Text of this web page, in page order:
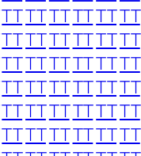
TTTTTTTTTTTT
TTTTTTTTTTTT
TTTTTTTTTTTT
TTTTTTTTTTTT
TTTTTTTTTTTT
TTTTTTTTTTTT